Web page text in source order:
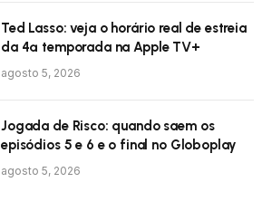
Ted Lasso: veja o horário real de estreia
da 4ª temporada na Apple TV+
agosto 5, 2026
Jogada de Risco: quando saem os
episódios 5 e 6 e o final no Globoplay
agosto 5, 2026